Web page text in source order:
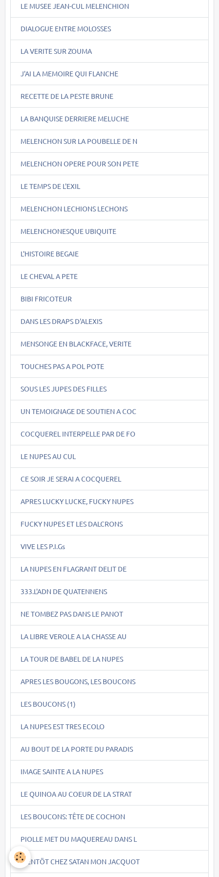
LE MUSEE JEAN-CUL MELENCHION
DIALOGUE ENTRE MOLOSSES
LA VERITE SUR ZOUMA
J'AI LA MEMOIRE QUI FLANCHE
RECETTE DE LA PESTE BRUNE
LA BANQUISE DERRIERE MELUCHE
MELENCHON SUR LA POUBELLE DE N
MELENCHON OPERE POUR SON PETE
LE TEMPS DE L'EXIL
MELENCHON LECHIONS LECHONS
MELENCHONESQUE UBIQUITE
L'HISTOIRE BEGAIE
LE CHEVAL A PETE
BIBI FRICOTEUR
DANS LES DRAPS D'ALEXIS
MENSONGE EN BLACKFACE, VERITE
TOUCHES PAS A POL POTE
SOUS LES JUPES DES FILLES
UN TEMOIGNAGE DE SOUTIEN A COC
COCQUEREL INTERPELLE PAR DE FO
LE NUPES AU CUL
CE SOIR JE SERAI A COCQUEREL
APRES LUCKY LUCKE, FUCKY NUPES
FUCKY NUPES ET LES DALCRONS
VIVE LES P.I.Gs
LA NUPES EN FLAGRANT DELIT DE
333.L'ADN DE QUATENNENS
NE TOMBEZ PAS DANS LE PANOT
LA LIBRE VEROLE A LA CHASSE AU
LA TOUR DE BABEL DE LA NUPES
APRES LES BOUGONS, LES BOUCONS
LES BOUCONS (1)
LA NUPES EST TRES ECOLO
AU BOUT DE LA PORTE DU PARADIS
IMAGE SAINTE A LA NUPES
LE QUINOA AU COEUR DE LA STRAT
LES BOUCONS: TÊTE DE COCHON
PIOLLE MET DU MAQUEREAU DANS L
BIENTÖT CHEZ SATAN MON JACQUOT